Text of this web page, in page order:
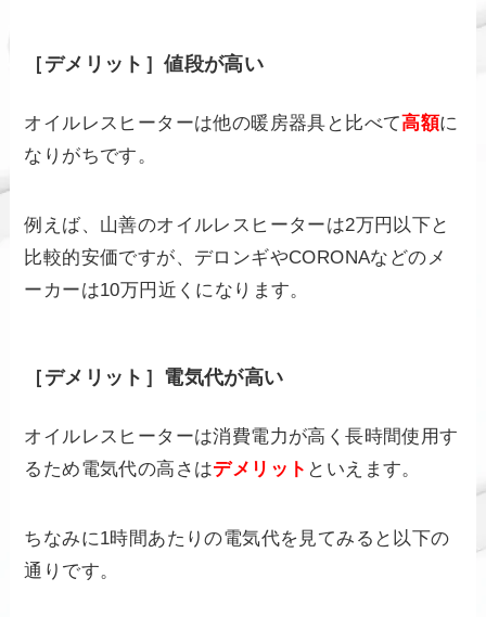
［デメリット］値段が高い
オイルレスヒーターは他の暖房器具と比べて高額に
なりがちです。
例えば、山善のオイルレスヒーターは2万円以下と
比較的安価ですが、デロンギやCORONAなどのメ
ーカーは10万円近くになります。
［デメリット］電気代が高い
オイルレスヒーターは消費電力が高く長時間使用す
るため電気代の高さはデメリット といえます。
ちなみに1時間あたりの電気代を見てみると以下の
通りです。